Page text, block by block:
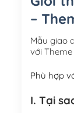
–
Mẫu giao
với
Phù hợp
I. Tại